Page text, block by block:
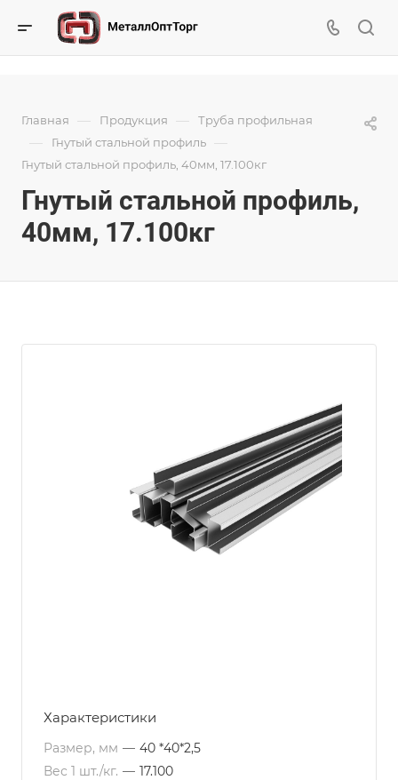
Главная — Продукция — Труба профильная
— Гнутый стальной профиль —
Гнутый стальной профиль, 40мм, 17.100кг
Гнутый стальной профиль,
40мм, 17.100кг
Характеристики
Размер, мм — 40 *40*2,5
Вес 1 шт./кг. — 17.100